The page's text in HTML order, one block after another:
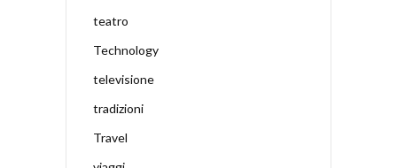
teatro
Technology
televisione
tradizioni
Travel